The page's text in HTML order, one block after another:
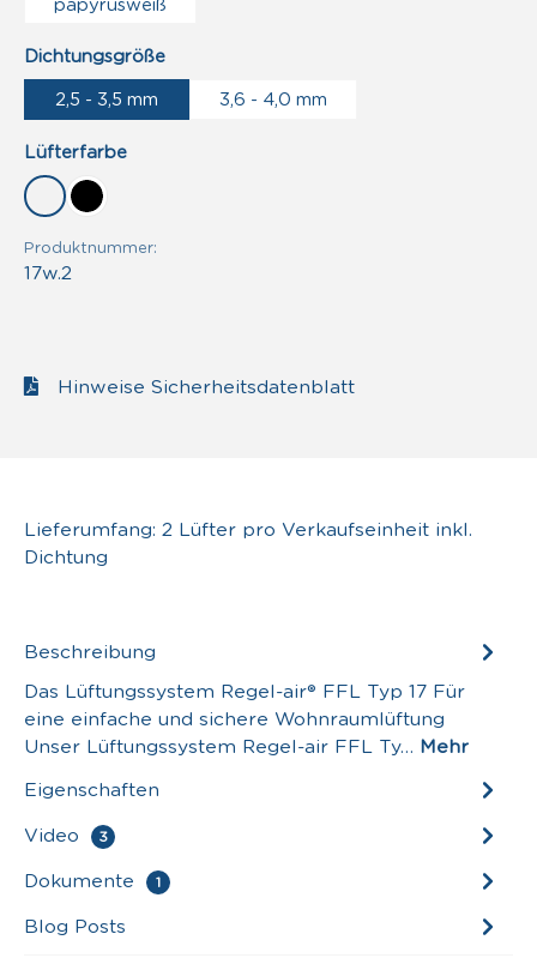
papyrusweiß
Dichtungsgrößeauswählen
2,5 - 3,5 mm 3,6 - 4,0 mm
Lüfterfarbeauswählen
weißschwarz
Produktnummer:
17w.2
Hinweise Sicherheitsdatenblatt
Lieferumfang: 2 Lüfter pro Verkaufseinheit inkl.
Dichtung
Beschreibung
Das Lüftungssystem Regel-air® FFL Typ 17 Für
eine einfache und sichere Wohnraumlüftung
Unser Lüftungssystem Regel-air FFL Ty… Mehr
Eigenschaften
Video
3
Dokumente 1
Blog Posts